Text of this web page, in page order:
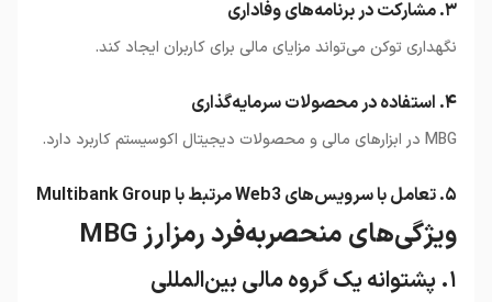
۳. مشارکت در برنامه‌های وفاداری
نگهداری توکن می‌تواند مزایای مالی برای کاربران ایجاد کند.
۴. استفاده در محصولات سرمایه‌گذاری
MBG در ابزارهای مالی و محصولات دیجیتال اکوسیستم کاربرد دارد.
۵. تعامل با سرویس‌های Web3 مرتبط با Multibank Group
ویژگی‌های منحصربه‌فرد رمزارز MBG
۱. پشتوانه یک گروه مالی بین‌المللی